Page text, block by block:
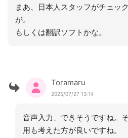
まあ、日本人スタッフがチェッ
が。
もしくは翻訳ソフトかな。
Toramaru
2025/07/27 13:14
音声入力、できそうですね。
用も考えた方が良いですね。